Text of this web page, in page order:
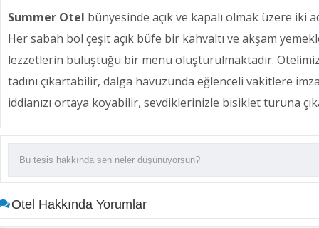
Summer Otel bünyesinde açık ve kapalı olmak üzere iki
Her sabah bol çeşit açık büfe bir kahvaltı ve akşam
lezzetlerin buluştuğu bir menü oluşturulmaktadır.
tadını çıkartabilir, dalga havuzunda eğlenceli vakitlere
iddianızı ortaya koyabilir, sevdiklerinizle bisiklet turuna
Otel Hakkında Yorumlar